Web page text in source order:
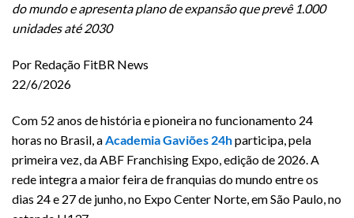
do mundo e apresenta plano de expansão que prevê 1.000
unidades até 2030
Por Redação FitBR News
22/6/2026
Com 52 anos de história e pioneira no funcionamento 24
horas no Brasil, a Academia Gaviões 24hparticipa, pela
primeira vez, da ABF Franchising Expo, edição de 2026. A
rede integra a maior feira de franquias do mundo entre os
dias 24 e 27 de junho, no Expo Center Norte, em São Paulo, no